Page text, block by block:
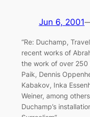
Jun 6, 2001
“Re: Duchamp,
recent works of
the work of over
Paik, Dennis
Kabakov, Inka
Weiner, among
Duchamp’s